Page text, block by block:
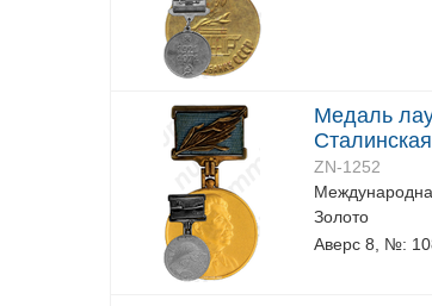
Медаль
ZN-1252
Золото
Аверс 8, №: